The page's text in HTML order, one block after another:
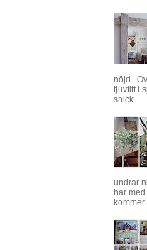
nöjd.
tjuvtitt i
snick...
undrar
har
kommer